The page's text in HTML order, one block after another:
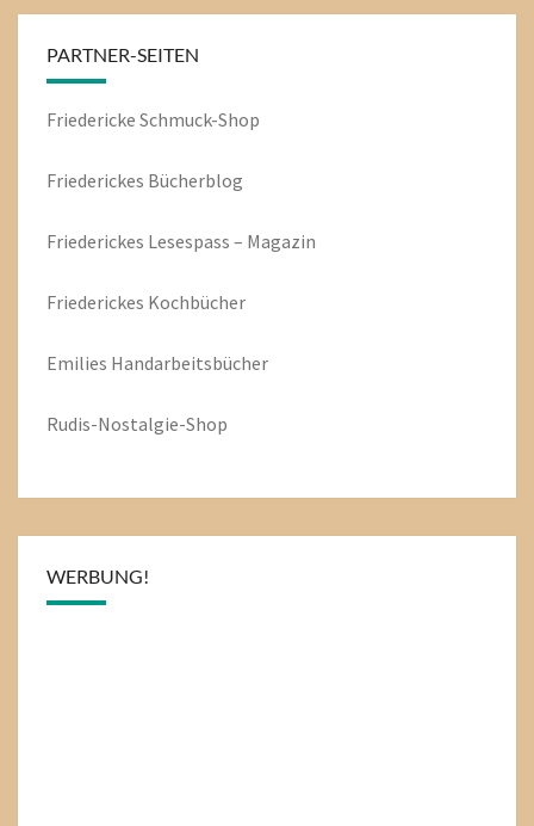
PARTNER-SEITEN
Friedericke Schmuck-Shop
Friederickes Bücherblog
Friederickes Lesespass – Magazin
Friederickes Kochbücher
Emilies Handarbeitsbücher
Rudis-Nostalgie-Shop
WERBUNG!